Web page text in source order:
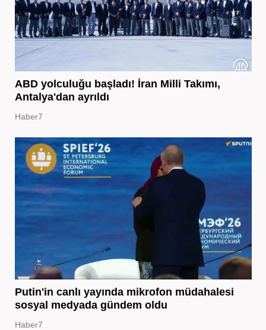
ABD yolculuğu başladı! İran Milli Takımı,
Antalya'dan ayrıldı
Haber7
Putin'in canlı yayında mikrofon müdahalesi
sosyal medyada gündem oldu
Haber7